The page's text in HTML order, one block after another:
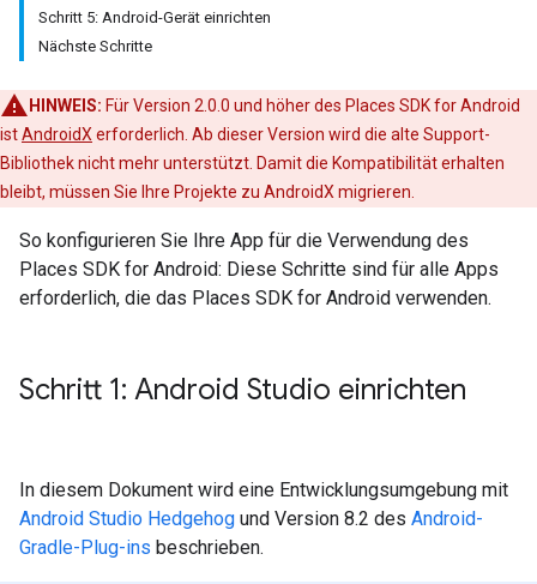
Schritt 5: Android-Gerät einrichten
Nächste Schritte
HINWEIS: Für Version 2.0.0 und höher des Places SDK for Android
istAndroidX erforderlich. Ab dieser Version wird die alte Support-
Bibliothek nicht mehr unterstützt. Damit die Kompatibilität erhalten
bleibt, müssen Sie Ihre Projekte zu AndroidX migrieren.
So konfigurieren Sie Ihre App für die Verwendung des
Places SDK for Android: Diese Schritte sind für alle Apps
erforderlich, die das Places SDK for Android verwenden.
Schritt 1: Android Studio einrichten
In diesem Dokument wird eine Entwicklungsumgebung mit
Android Studio Hedgehog und Version 8.2 des Android-
Gradle-Plug-ins beschrieben.